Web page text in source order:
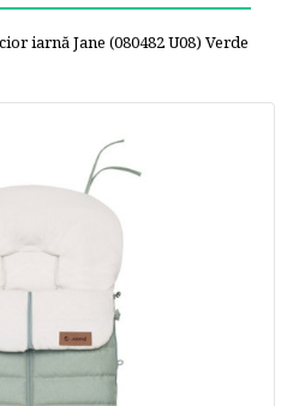
iarnă Jane (080482 U08) Verde